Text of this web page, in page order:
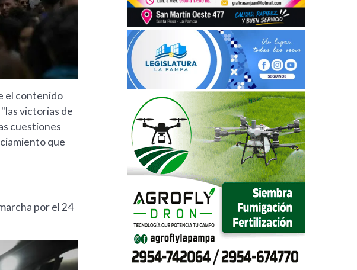
el contenido
victorias de
cuestiones
que
por el 24